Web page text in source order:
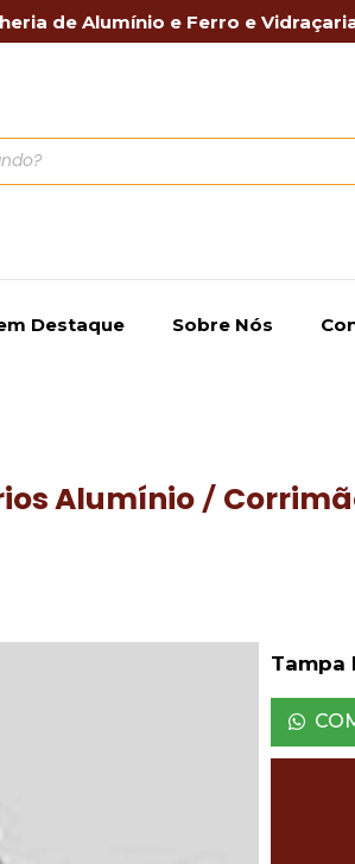
de Alumínio e Ferro e
Destaque Sobre Nós
Alumínio /
Tampa